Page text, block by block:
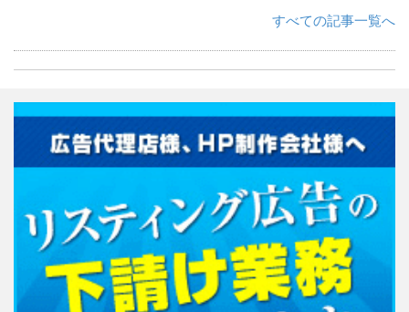
すべての記事一覧へ